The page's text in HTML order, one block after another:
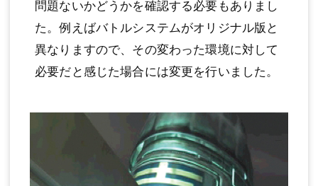
問題ないかどうかを確認する必要もありまし
た。例えばバトルシステムがオリジナル版と
異なりますので、その変わった環境に対して
必要だと感じた場合には変更を行いました。